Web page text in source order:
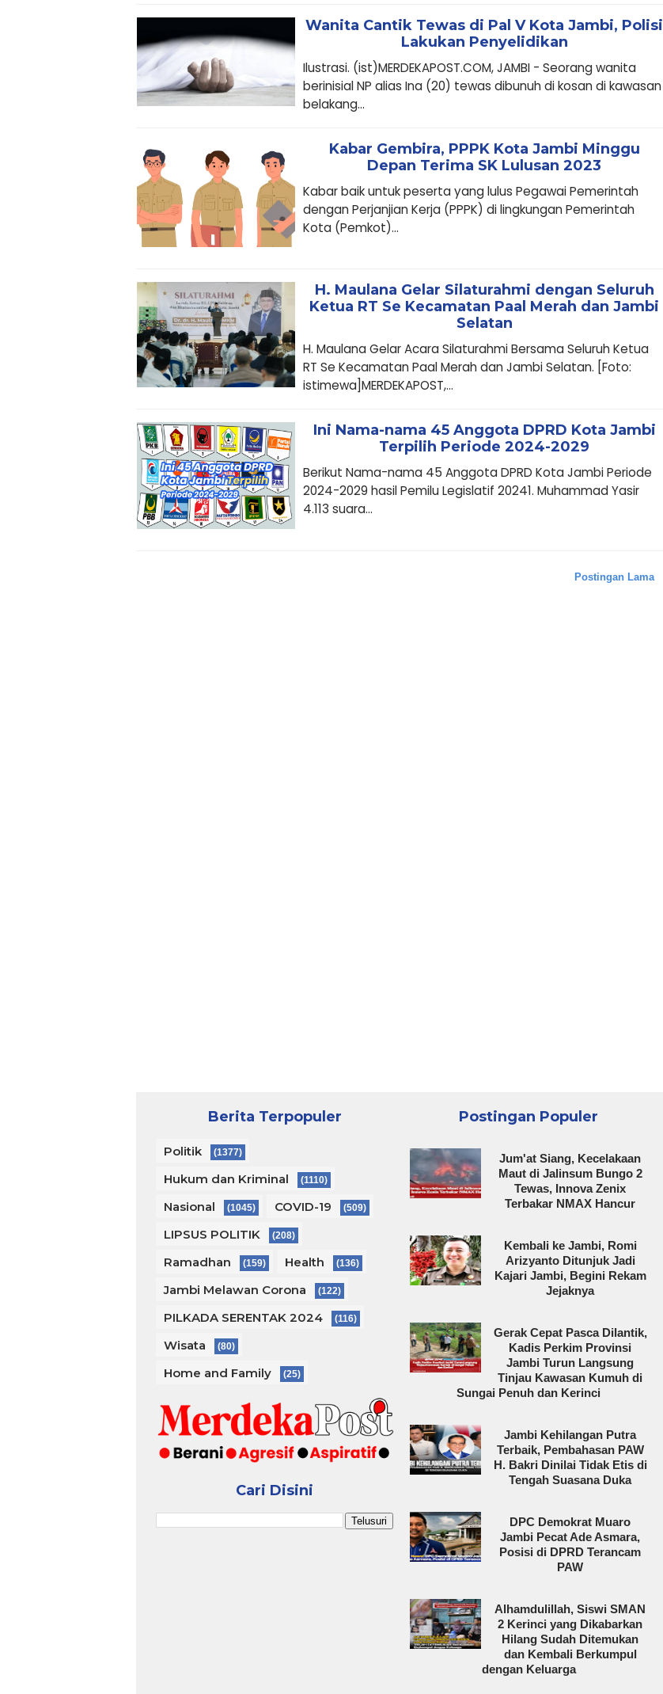
Wanita Cantik Tewas di Pal V Kota Jambi, Polisi
Lakukan Penyelidikan
Ilustrasi. (ist)MERDEKAPOST.COM, JAMBI - Seorang wanita
berinisial NP alias Ina (20) tewas dibunuh di kosan di kawasan
belakang...
Kabar Gembira, PPPK Kota Jambi Minggu
Depan Terima SK Lulusan 2023
Kabar baik untuk peserta yang lulus Pegawai Pemerintah
dengan Perjanjian Kerja (PPPK) di lingkungan Pemerintah
Kota (Pemkot)...
H. Maulana Gelar Silaturahmi dengan Seluruh
Ketua RT Se Kecamatan Paal Merah dan Jambi
Selatan
H. Maulana Gelar Acara Silaturahmi Bersama Seluruh Ketua
RT Se Kecamatan Paal Merah dan Jambi Selatan. [Foto:
istimewa]MERDEKAPOST,...
Ini Nama-nama 45 Anggota DPRD Kota Jambi
Terpilih Periode 2024-2029
Berikut Nama-nama 45 Anggota DPRD Kota Jambi Periode
2024-2029 hasil Pemilu Legislatif 20241. Muhammad Yasir
4.113 suara...
Postingan Lama
Berita Terpopuler
Politik (1377)
Hukum dan Kriminal (1110)
Nasional (1045) COVID-19 (509)
LIPSUS POLITIK (208)
Ramadhan (159) Health (136)
Jambi Melawan Corona (122)
PILKADA SERENTAK 2024 (116)
Wisata (80)
Home and Family (25)
Cari Disini
Postingan Populer
Jum'at Siang, Kecelakaan
Maut di Jalinsum Bungo 2
Tewas, Innova Zenix
Terbakar NMAX Hancur
Kembali ke Jambi, Romi
Arizyanto Ditunjuk Jadi
Kajari Jambi, Begini Rekam
Jejaknya
Gerak Cepat Pasca Dilantik,
Kadis Perkim Provinsi
Jambi Turun Langsung
Tinjau Kawasan Kumuh di
Sungai Penuh dan Kerinci
Jambi Kehilangan Putra
Terbaik, Pembahasan PAW
H. Bakri Dinilai Tidak Etis di
Tengah Suasana Duka
DPC Demokrat Muaro
Jambi Pecat Ade Asmara,
Posisi di DPRD Terancam
PAW
Alhamdulillah, Siswi SMAN
2 Kerinci yang Dikabarkan
Hilang Sudah Ditemukan
dan Kembali Berkumpul
dengan Keluarga